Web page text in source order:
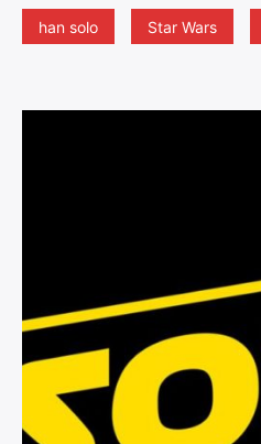
han solo Star Wars